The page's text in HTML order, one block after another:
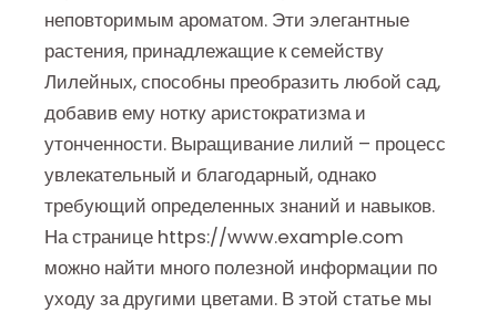
неповторимым ароматом. Эти элегантные
растения, принадлежащие к семейству
Лилейных, способны преобразить любой сад,
добавив ему нотку аристократизма и
утонченности. Выращивание лилий – процесс
увлекательный и благодарный, однако
требующий определенных знаний и навыков.
На странице https://www.example.com
можно найти много полезной информации по
уходу за другими цветами. В этой статье мы